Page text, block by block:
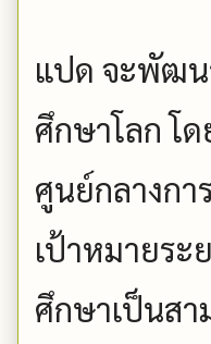
แปด จะพัฒน
ศึกษาโลก โ
ศูนย์กลางกา
เป้าหมายร
ศึกษาเป็นส